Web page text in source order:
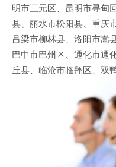
明市三元区、昆明市寻甸
县、丽水市松阳县、重庆
吕梁市柳林县、洛阳市嵩
巴中市巴州区、通化市通
丘县、临沧市临翔区、双